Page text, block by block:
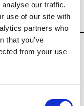
our traffic.
use of our site with
partners who
that you’ve
from your use